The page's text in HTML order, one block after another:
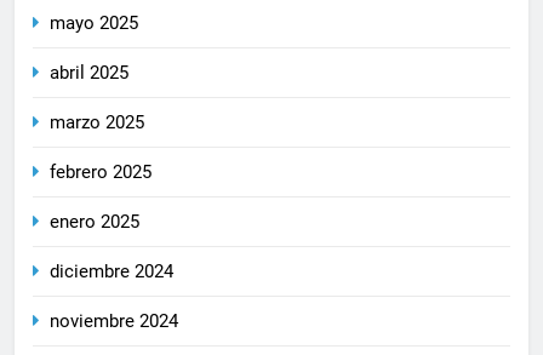
mayo 2025
abril 2025
marzo 2025
febrero 2025
enero 2025
diciembre 2024
noviembre 2024